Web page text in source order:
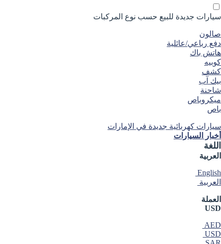
سيارات جديدة للبيع حسب نوع المركبات
صالون
دفع رباعي/عائلية
هاتش باك
كوبيه
كشف
بيك آب
شاحنة
ميكروباص
باص
سيارات كهربائية جديدة في الإمارات
أخبار السيارات
اللغة
العربية
English
العربية
العملة
USD
AED
USD